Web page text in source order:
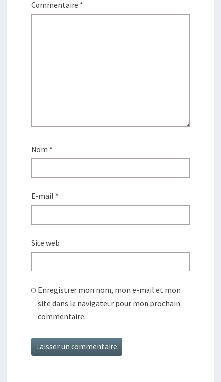
Commentaire *
Nom *
E-mail *
Site web
Enregistrer mon nom, mon e-mail et mon
site dans le navigateur pour mon prochain
commentaire.